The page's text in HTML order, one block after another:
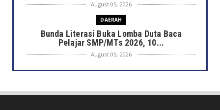
August 05, 2026
DAERAH
Bunda Literasi Buka Lomba Duta Baca
Pelajar SMP/MTs 2026, 10...
August 05, 2026
DAERAH
Putih Dimulai Jumat In...